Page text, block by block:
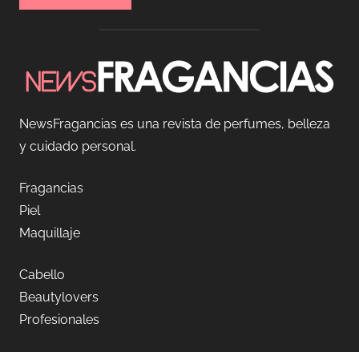
NewsFragancias es una revista de perfumes, belleza
y cuidado personal.
Fragancias
Piel
Maquillaje
Cabello
Beautylovers
Profesionales